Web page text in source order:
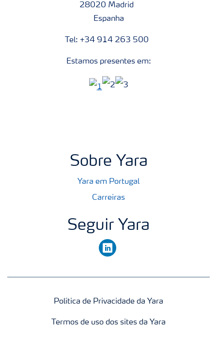
28020 Madrid
Espanha
Tel: +34 914 263 500
Estamos presentes em:
Sobre Yara
Yara em Portugal
Carreiras
Seguir Yara
linkedin
Política de Privacidade da Yara
Termos de uso dos sites da Yara